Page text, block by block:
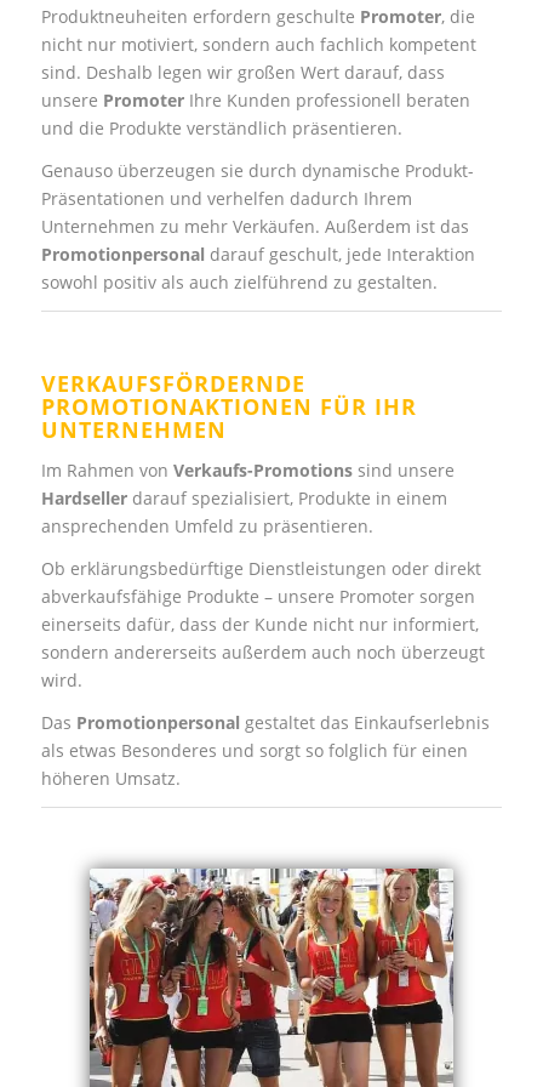
Produktneuheiten erfordern geschulte Promoter, die
nicht nur motiviert, sondern auch fachlich kompetent
sind. Deshalb legen wir großen Wert darauf, dass
unsere PromoterIhre Kunden professionell beraten
und die Produkte verständlich präsentieren.
Genauso überzeugen sie durch dynamische Produkt-
Präsentationen und verhelfen dadurch Ihrem
Unternehmen zu mehr Verkäufen. Außerdem ist das
Promotionpersonal darauf geschult, jede Interaktion
sowohl positiv als auch zielführend zu gestalten.
VERKAUFSFÖRDERNDE
PROMOTIONAKTIONEN FÜR IHR
UNTERNEHMEN
Im Rahmen von Verkaufs-Promotionssind unsere
Hardsellerdarauf spezialisiert, Produkte in einem
ansprechenden Umfeld zu präsentieren.
Ob erklärungsbedürftige Dienstleistungen oder direkt
abverkaufsfähige Produkte – unsere Promoter sorgen
einerseits dafür, dass der Kunde nicht nur informiert,
sondern andererseits außerdem auch noch überzeugt
wird.
Das Promotionpersonal gestaltet das Einkaufserlebnis
als etwas Besonderes und sorgt so folglich für einen
höheren Umsatz.